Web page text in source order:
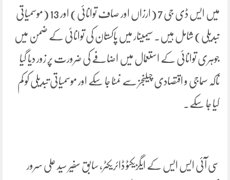
میں ایس ڈی جی 7 (ارزاں اور صاف توانائی) اور 13 (موسمیاتی
تبدیلی) شامل ہیں۔ سیمینار میں پاکستان کی توانائی کے ضمن میں
جوہری توانائی کے استعمال میں اضافے کی ضرورت پر زور دیا گیا
تاکہ سماجی و اقتصادی چیلنجز سے نمٹا جا سکے اور موسمیاتی تبدیلی کو کم
کیا جا سکے۔
سی آئی ایس ایس کے ایگزیکٹو ڈائریکٹر، سابق سفیر سید علی سرور